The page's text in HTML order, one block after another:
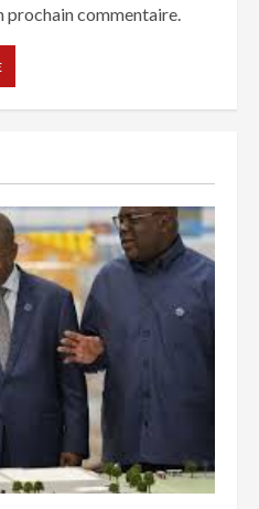
prochain commentaire.